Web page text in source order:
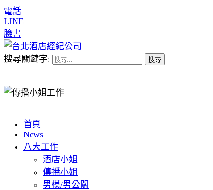
電話
LINE
臉書
搜尋關鍵字:
首頁
News
八大工作
酒店小姐
傳播小姐
男模/男公關